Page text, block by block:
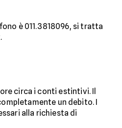
è 011.3818096, si tratta
circa i conti estintivi. Il
un debito. I
alla richiesta di